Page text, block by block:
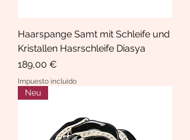
Haarspange Samt mit Schleife und
Kristallen Hasrschleife Diasya
Precio
189,00 €
Impuesto incluido
Neu